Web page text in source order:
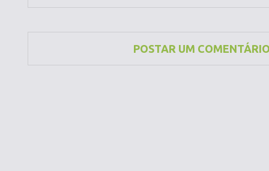
POSTAR UM